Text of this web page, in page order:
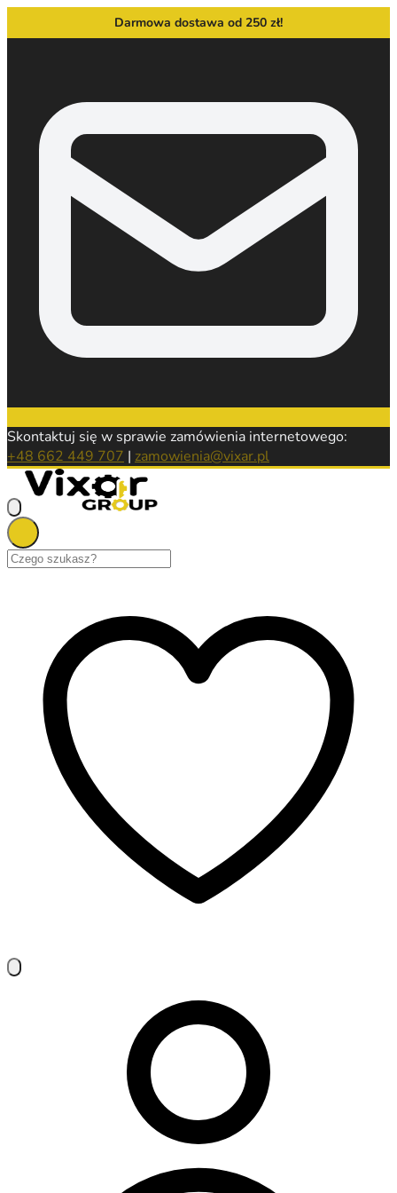
Darmowa dostawa od 250 zł!
Skontaktuj się w sprawie zamówienia internetowego:
+48 662 449 707 | zamowienia@vixar.pl